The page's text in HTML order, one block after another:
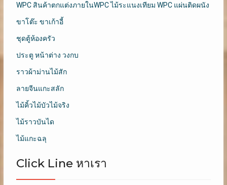
WPC สินค้าตกแต่งภายในWPC ไม้ระแนงเทียม WPC แผ่นติดผนัง
ขาโต๊ะ ขาเก้าอี้
ชุดตู้ห้องครัว
ประตู หน้าต่าง วงกบ
ราวผ้าม่านไม้สัก
ลายจีนแกะสลัก
ไม้คิ้วไม้บัวไม้จริง
ไม้ราวบันได
ไม้แกะฉลุ
Click Line หาเรา